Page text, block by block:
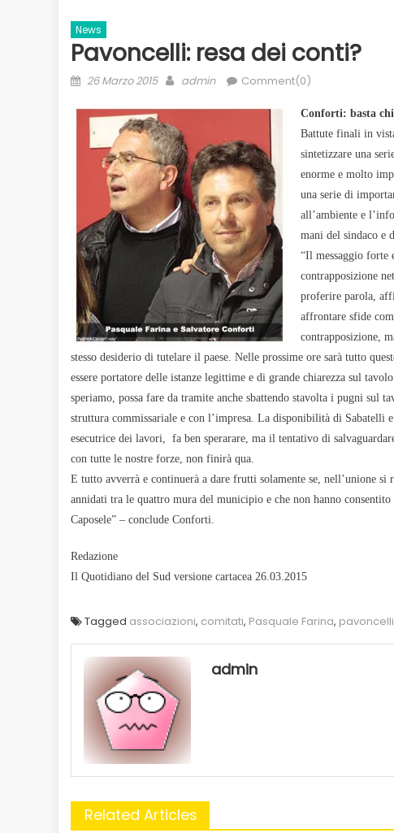
News
Pavoncelli: resa dei conti?
Posted
26 Marzo 2015 Author
admin Comment(0)
Conforti: basta c
Battute finali in
sintetizzare una
enorme e molto
una serie di
all’ambiente e
mani del sindaco e
“Il messaggio forte
contrapposizione
proferire parola,
affrontare sfide
contrapposizione,
stesso desiderio di tutelare il paese. Nelle prossime ore sarà tutto
essere portatore delle istanze legittime e di grande chiarezza sul
speriamo, possa fare da tramite anche sbattendo stavolta i pugni sul
struttura commissariale e con l’impresa. La disponibilità di Sabatelli
esecutrice dei lavori, fa ben sperarare, ma il tentativo di
con tutte le nostre forze, non finirà qua.
E tutto avverrà e continuerà a dare frutti solamente se, nell’unione
annidati tra le quattro mura del municipio e che non hanno
Caposele” – conclude Conforti.
Redazione
Il Quotidiano del Sud versione cartacea 26.03.2015
Tagged associazioni, comitati, Pasquale Farina,
admin
Related Articles